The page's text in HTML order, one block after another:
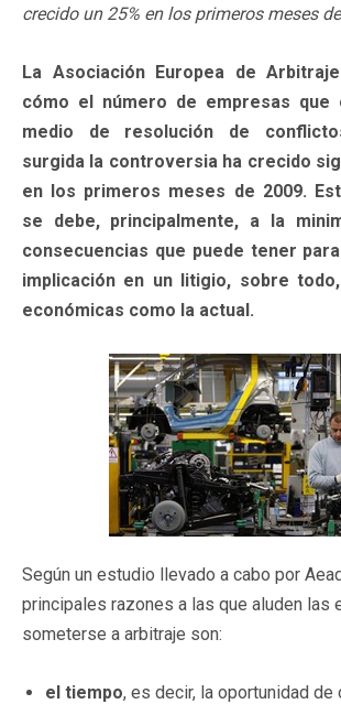
crecido un 25% en los primeros meses
La Asociación Europea de
cómo el número de empresas que
medio de resolución de
surgida la controversia ha crecido
en los primeros meses de 2009.
se debe, principalmente, a la
consecuencias que puede tener
implicación en un litigio, sobre
económicas como la actual.
Según un estudio llevado a cabo por
principales razones a las que aluden las
someterse a arbitraje son:
el tiempo, es decir, la oportunidad de